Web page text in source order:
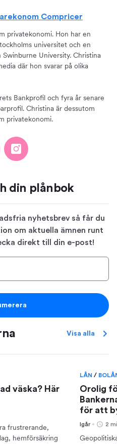
Compricer
privatekonomi. Hon har en
universitet och en
University. Christina
där hon svarar på olika
Bankprofil och fyra år senare
Christina är dessutom
privatekonomi.
din plånbok
nyhetsbrev så får du
om aktuella ämnen runt
direkt till din e-post!
Visa alla
väska? Här
frustrerande,
hemförsäkring
LÅN/
Orolig
för att
Igår 2